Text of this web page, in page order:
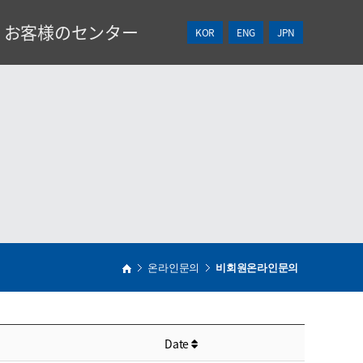
お客様のセンター KOR ENG JPN
온라인문의 비회원온라인문의
Date